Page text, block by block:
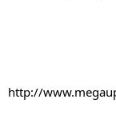
http://